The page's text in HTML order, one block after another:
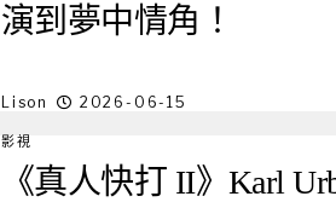
演到夢中情角！
Lison 2026-06-15
影視
《真人快打 II》Karl